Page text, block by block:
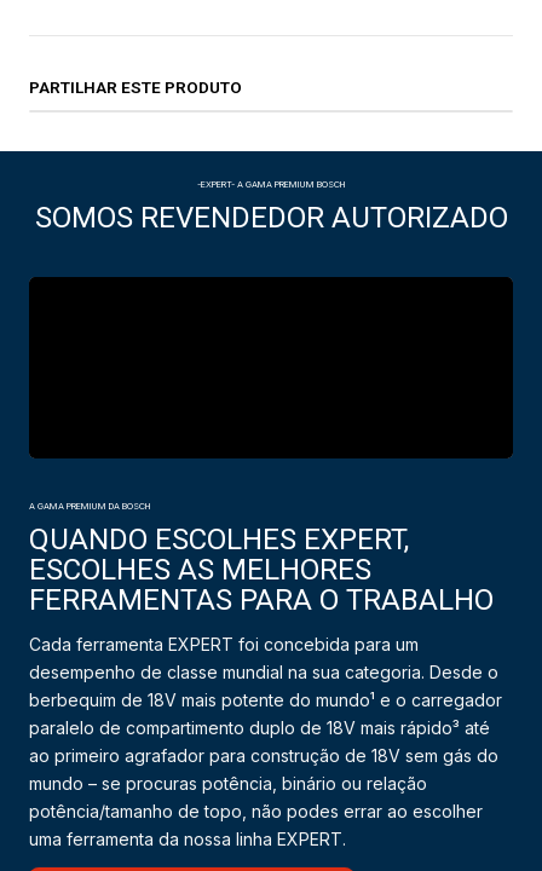
PARTILHAR ESTE PRODUTO
-EXPERT- A GAMA PREMIUM BOSCH
SOMOS REVENDEDOR AUTORIZADO
A GAMA PREMIUM DA BOSCH
QUANDO ESCOLHES EXPERT,
ESCOLHES AS MELHORES
FERRAMENTAS PARA O TRABALHO
Cada ferramenta EXPERT foi concebida para um
desempenho de classe mundial na sua categoria. Desde o
berbequim de 18V mais potente do mundo¹ e o carregador
paralelo de compartimento duplo de 18V mais rápido³ até
ao primeiro agrafador para construção de 18V sem gás do
mundo – se procuras potência, binário ou relação
potência/tamanho de topo, não podes errar ao escolher
uma ferramenta da nossa linha EXPERT.